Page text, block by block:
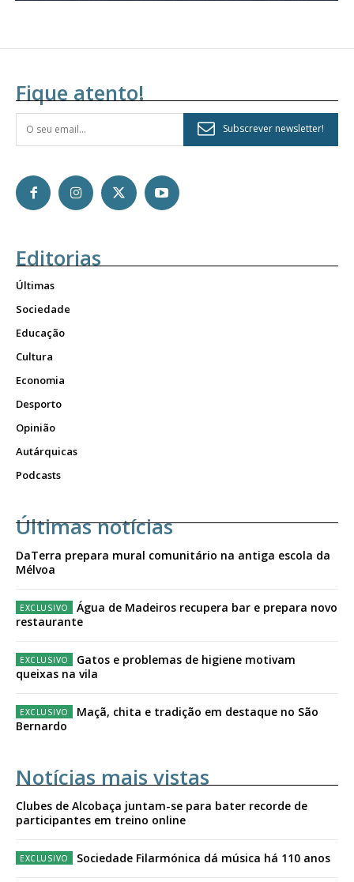
Fique atento!
Subscrever newsletter!
Editorias
Últimas
Sociedade
Educação
Cultura
Economia
Desporto
Opinião
Autárquicas
Podcasts
Últimas notícias
DaTerra prepara mural comunitário na antiga escola da
Mélvoa
Água de Madeiros recupera bar e prepara novo
restaurante
Gatos e problemas de higiene motivam
queixas na vila
Maçã, chita e tradição em destaque no São
Bernardo
Notícias mais vistas
Clubes de Alcobaça juntam-se para bater recorde de
participantes em treino online
Sociedade Filarmónica dá música há 110 anos